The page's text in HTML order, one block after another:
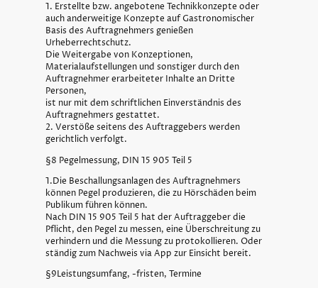
1. Erstellte bzw. angebotene Technikkonzepte oder
auch anderweitige Konzepte auf Gastronomischer
Basis des Auftragnehmers genießen
Urheberrechtschutz.
Die Weitergabe von Konzeptionen,
Materialaufstellungen und sonstiger durch den
Auftragnehmer erarbeiteter Inhalte an Dritte
Personen,
ist nur mit dem schriftlichen Einverständnis des
Auftragnehmers gestattet.
2. Verstöße seitens des Auftraggebers werden
gerichtlich verfolgt.
§8 Pegelmessung, DIN 15 905 Teil 5
1.Die Beschallungsanlagen des Auftragnehmers
können Pegel produzieren, die zu Hörschäden beim
Publikum führen können.
Nach DIN 15 905 Teil 5 hat der Auftraggeber die
Pflicht, den Pegel zu messen, eine Überschreitung zu
verhindern und die Messung zu protokollieren. Oder
ständig zum Nachweis via App zur Einsicht bereit.
§9Leistungsumfang, -fristen, Termine